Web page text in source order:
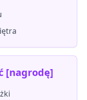
[nagrodę]